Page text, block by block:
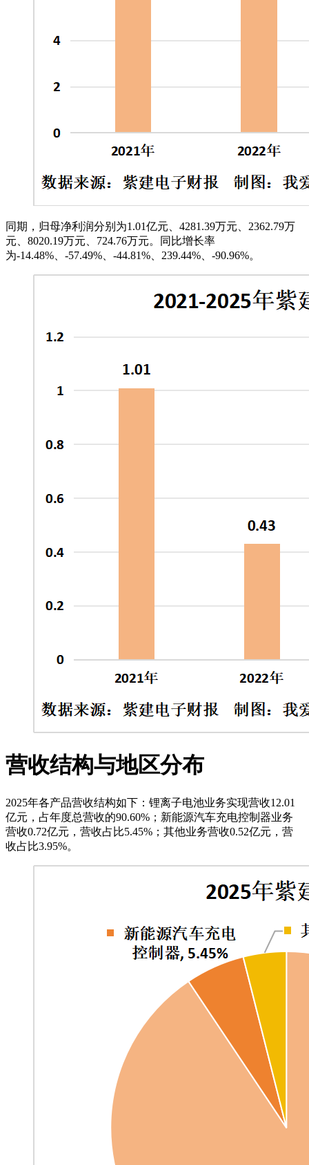
同期，归母净利润分别为1.01亿元、4281.39万元、2362.79万
元、8020.19万元、724.76万元。同比增长率
为-14.48%、-57.49%、-44.81%、239.44%、-90.96%。
营收结构与地区分布
2025年各产品营收结构如下：锂离子电池业务实现营收12.01
亿元，占年度总营收的90.60%；新能源汽车充电控制器业务
营收0.72亿元，营收占比5.45%；其他业务营收0.52亿元，营
收占比3.95%。